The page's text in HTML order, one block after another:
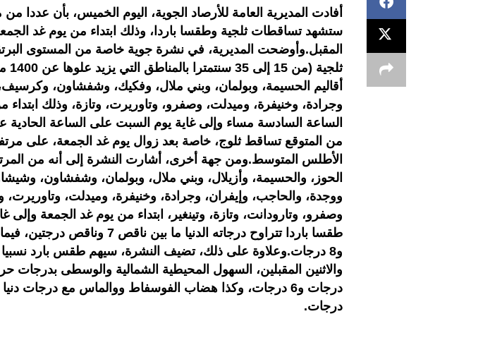
أفادت المديرية العامة للأرصاد الجوية، اليوم الخميس، بأن عددا
ستشهد تساقطات ثلجية وطقسا باردا، وذلك ابتداء من يوم غد الجمعة
المقبل.وأوضحت المديرية، في نشرة جوية خاصة من المستوى
أقاليم الحسيمة، وبولمان، وبني ملال، وفكيك، وشفشاون،
وجرادة، وخنيفرة، وميدلت، وصفرو، وتاوريرت، وتازة، وذلك
الساعة السادسة مساء وإلى غاية يوم السبت على الساعة الحادية
من المتوقع تساقط ثلوج، خاصة بعد زوال يوم غد الجمعة، على
الأطلس المتوسط.ومن جهة أخرى، أشارت النشرة إلى أنه من
الحوز، والحسيمة، وأزيلال، وبني ملال، وبولمان، وشفشاون،
ووجدة، والحاجب، وإيفران، وجرادة، وخنيفرة، وميدلت، وتاوريرت،
وصفرو، وتارودانت، وتازة، وتينغير، ابتداء من يوم غد الجمعة وإلى
و8 درجات.وعلاوة على ذلك، تضيف النشرة، سيهم طقس بارد نسبيا
درجات.